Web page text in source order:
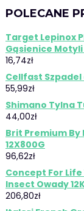
POLECANE
Target Lepinox
Gąsienice Motyli
16,74zł
Cellfast Szpadel
55,99zł
Shimano Tylna
44,00zł
Brit Premium
12X800G
96,62zł
Concept For
Insect Owady
206,80zł